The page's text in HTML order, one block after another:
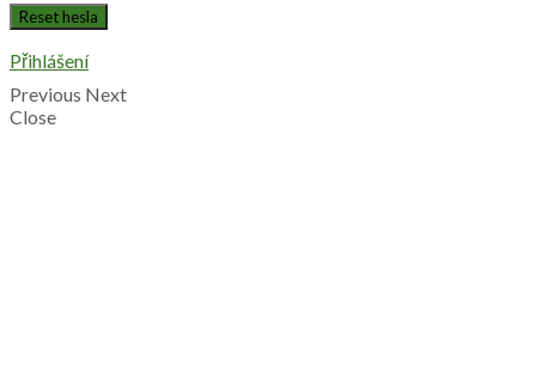
Přihlášení
Previous Next
Close